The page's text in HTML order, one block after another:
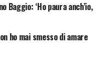
in una lunga
. L’ex ballerino, oggi
la prima volta ilritorno
Rodriguez
Baggio: ‘Ho paura anch’io,
ho mai smesso di amare